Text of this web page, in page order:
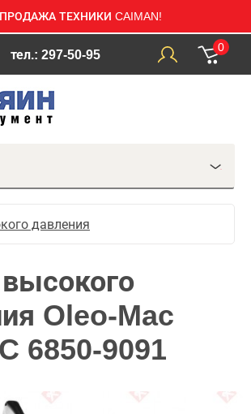
ТЕХНИКИ CAIMAN!
тел.: 297-50-95
0
давления
Oleo-Mac
6850-9091